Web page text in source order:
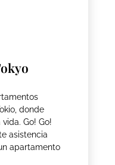
donde
Go! Go!
asistencia
apartamento